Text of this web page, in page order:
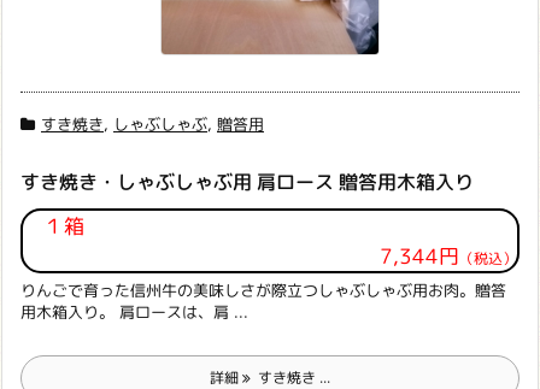
すき焼き, しゃぶしゃぶ, 贈答用
すき焼き・しゃぶしゃぶ用 肩ロース 贈答用木箱入り
１箱
7,344円 （税込）
りんごで育った信州牛の美味しさが際立つしゃぶしゃぶ用お肉。贈答
用木箱入り。 肩ロースは、肩 ...
詳細 すき焼き ...